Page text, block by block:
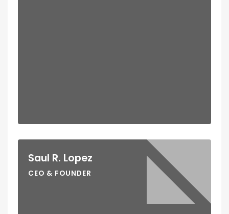
Saul R. Lopez
CEO & FOUNDER